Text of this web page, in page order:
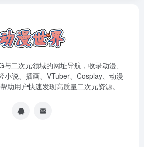
二次元领域的网址导航，收录动漫、
小说、插画、VTuber、Cosplay、动漫
助用户快速发现高质量二次元资源。